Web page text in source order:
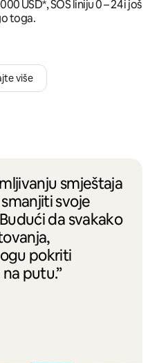
USD*, SOS liniju 0 – 24 i još
toga.
više
smještaja
svoje
da svakako
pokriti
putu.”